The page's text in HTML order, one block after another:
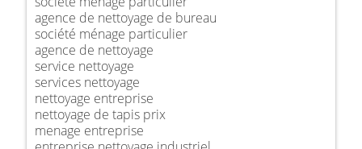
agence de nettoyage de bureau
société ménage particulier
agence de nettoyage
service nettoyage
services nettoyage
nettoyage entreprise
nettoyage de tapis prix
menage entreprise